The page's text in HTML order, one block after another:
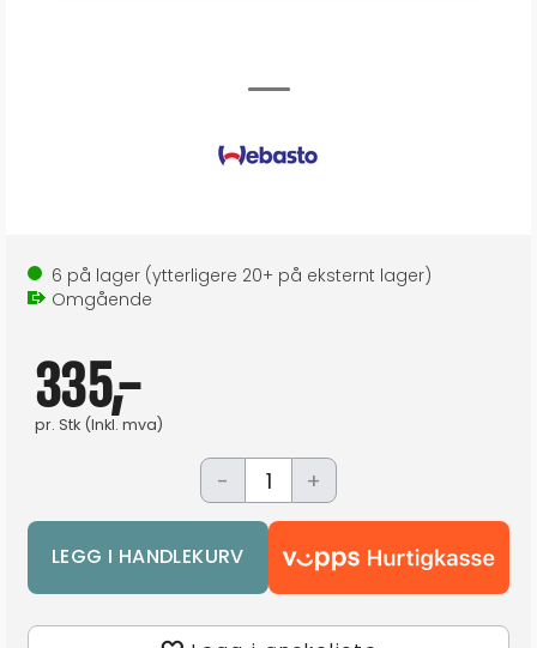
6 på lager (ytterligere 20+ på eksternt lager)
Omgående
335,-
pr. Stk (Inkl. mva)
- +